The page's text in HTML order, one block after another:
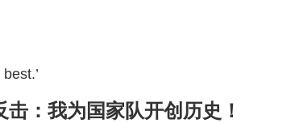
击：我为国家队开创历史！